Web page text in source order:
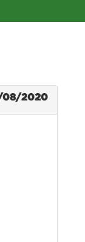
08/2020